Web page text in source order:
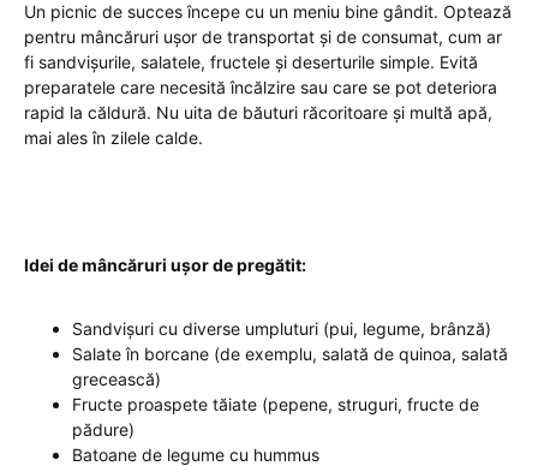
Un picnic de succes începe cu un meniu bine gândit. Optează
pentru mâncăruri ușor de transportat și de consumat, cum ar
fi sandvișurile, salatele, fructele și deserturile simple. Evită
preparatele care necesită încălzire sau care se pot deteriora
rapid la căldură. Nu uita de băuturi răcoritoare și multă apă,
mai ales în zilele calde.
Idei de mâncăruri ușor de pregătit:
Sandvișuri cu diverse umpluturi (pui, legume, brânză)
Salate în borcane (de exemplu, salată de quinoa, salată
grecească)
Fructe proaspete tăiate (pepene, struguri, fructe de
pădure)
Batoane de legume cu hummus